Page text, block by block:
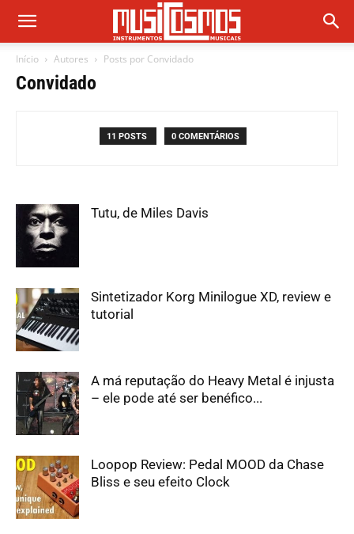
Início Autores Posts por Convidado
Convidado
11 POSTS 0 COMENTÁRIOS
Tutu, de Miles Davis
Sintetizador Korg Minilogue XD, review e
tutorial
A má reputação do Heavy Metal é injusta
– ele pode até ser benéfico...
Loopop Review: Pedal MOOD da Chase
Bliss e seu efeito Clock